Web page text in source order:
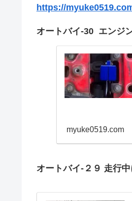
https://
オートバイ-30 エンジ
myuke0519.com
オートバイ-２９ 走行